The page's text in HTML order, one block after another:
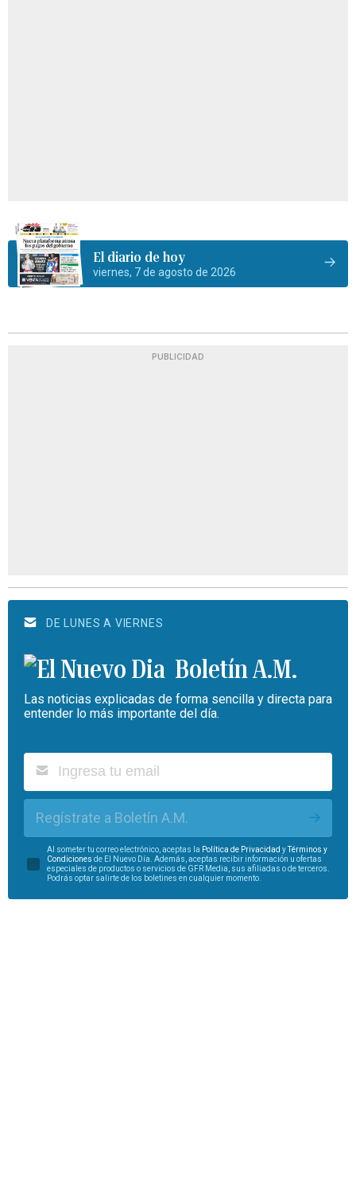
El diario de hoy
viernes, 7 de agosto de 2026
PUBLICIDAD
DE LUNES A VIERNES
Boletín A.M.
Las noticias explicadas de forma sencilla y directa para
entender lo más importante del día.
Regístrate a Boletín A.M.
Al someter tu correo electrónico, aceptas la Política de Privacidad yTérminos y
Condiciones de El Nuevo Día. Además, aceptas recibir información u ofertas
especiales de productos o servicios de GFR Media, sus afiliadas o de terceros.
Podrás optar salirte de los boletines en cualquier momento.